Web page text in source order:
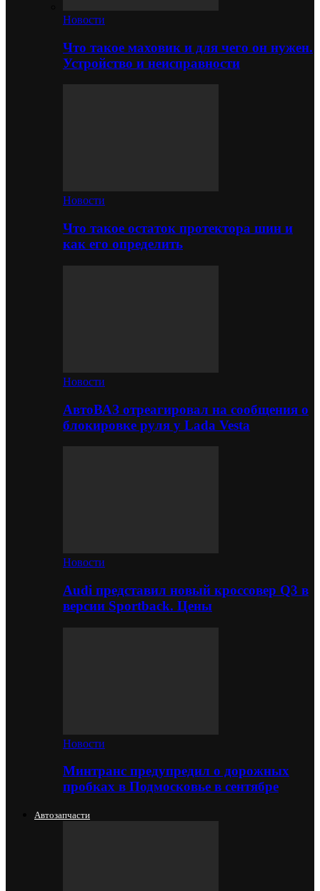
Новости
Что такое маховик и для чего он нужен.
Устройство и неисправности
Новости
Что такое остаток протектора шин и
как его определить
Новости
АвтоВАЗ отреагировал на сообщения о
блокировке руля у Lada Vesta
Новости
Audi представил новый кроссовер Q3 в
версии Sportback. Цены
Новости
Минтранс предупредил о дорожных
пробках в Подмосковье в сентябре
Автозапчасти